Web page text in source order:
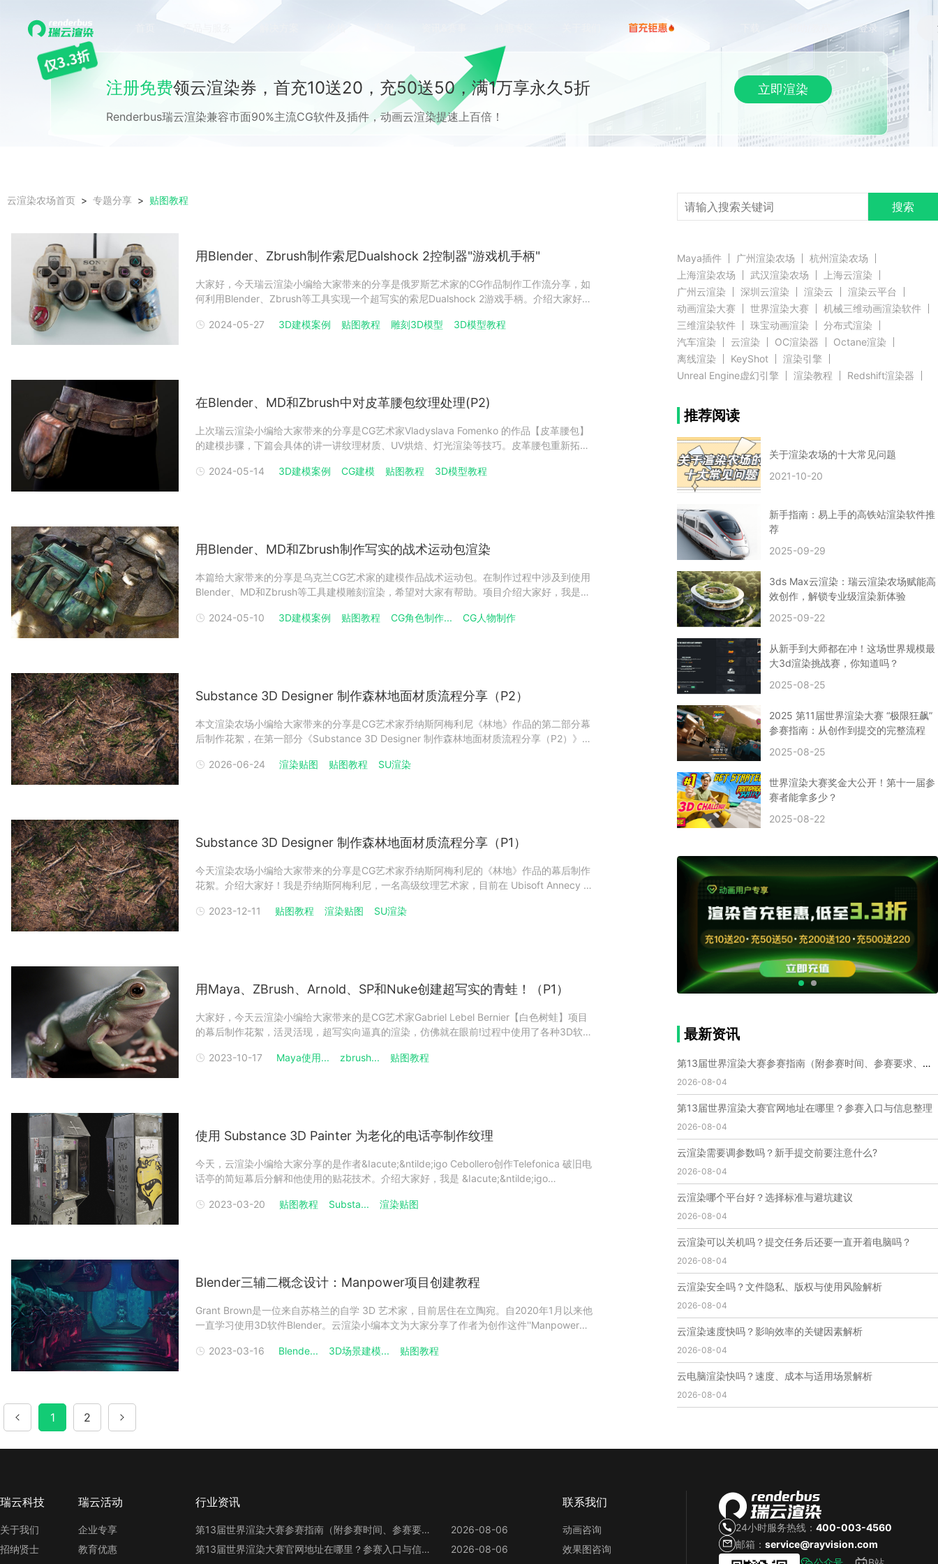
产品与服务 登录
注册免费领云渲染券，首充10送20，充50送50，满1万享永久5折
Renderbus瑞云渲染兼容市面90%主流CG软件及插件，动画云渲染提速上百倍！
立即渲染
云渲染农场首页 专题分享 贴图教程
用Blender、Zbrush制作索尼Dualshock 2控制器"游戏机手柄"
大家好，今天瑞云渲染小编给大家带来的分享是俄罗斯艺术家的CG作品制作工作流分享，如
何利用Blender、Zbrush等工具实现一个超写实的索尼Dualshock 2游戏手柄。介绍大家好！
了要往这个方向发展，到现在也积累了道具制作的经验。目
2024-05-27 3D建模案例 贴图教程 雕刻3D模型 3D模型教程
在Blender、MD和Zbrush中对皮革腰包纹理处理(P2)
上次瑞云渲染小编给大家带来的分享是CG艺术家Vladyslava Fomenko 的作品【皮革腰包】
的建模步骤，下篇会具体的讲一讲纹理材质、UV烘焙、灯光渲染等技巧。皮革腰包重新拓
第一次我没有足够的多边形，所以我不得不重做。此外，在袋子的凹陷区域进行重新拓
2024-05-14 3D建模案例 CG建模 贴图教程 3D模型教程
用Blender、MD和Zbrush制作写实的战术运动包渲染
本篇给大家带来的分享是乌克兰CG艺术家的建模作品战术运动包。在制作过程中涉及到使用
Blender、MD和Zbrush等工具建模雕刻渲染，希望对大家有帮助。项目介绍大家好，我是
馈，对我的成长做出了巨大贡献。本文的主要重点是纹理处理过程，特
2024-05-10 3D建模案例 贴图教程 CG角色制作... CG人物制作
Substance 3D Designer 制作森林地面材质流程分享（P2）
本文渲染农场小编给大家带来的分享是CG艺术家乔纳斯阿梅利尼《林地》作品的第二部分幕
后制作花絮，在第一部分《Substance 3D Designer 制作森林地面材质流程分享（P2）》的
渲染参数等信息，接着往下看吧！土壤我不会在实地花时间，因为这完全不重要。我
2026-06-24 渲染贴图 贴图教程 SU渲染
Substance 3D Designer 制作森林地面材质流程分享（P1）
今天渲染农场小编给大家带来的分享是CG艺术家乔纳斯阿梅利尼的《林地》作品的幕后制作
花絮。介绍大家好！我是乔纳斯阿梅利尼，一名高级纹理艺术家，目前在 Ubisoft Annecy 的
和地形纹理是有一份热情在的。此前，我有研究过森林地面纹理，但我想进一步提高质量，
2023-12-11 贴图教程 渲染贴图 SU渲染
用Maya、ZBrush、Arnold、SP和Nuke创建超写实的青蛙！（P1）
大家好，今天云渲染小编给大家带来的是CG艺术家Gabriel Lebel Bernier【白色树蛙】项目
的幕后制作花絮，活灵活现，超写实向逼真的渲染，仿佛就在眼前!过程中使用了各种3D软
篇，重点介绍了 Substance
2023-10-17 Maya使用... zbrush... 贴图教程
使用 Substance 3D Painter 为老化的电话亭制作纹理
今天，云渲染小编给大家分享的是作者&Iacute;&ntilde;igo Cebollero创作Telefonica 破旧电
话亭的简短幕后分解和他使用的贴花技术。介绍大家好，我是 &Iacute;&ntilde;igo
很多关于 PBR 技术、
2023-03-20 贴图教程 Substa... 渲染贴图
Blender三辅二概念设计：Manpower项目创建教程
Grant Brown是一位来自苏格兰的自学 3D 艺术家，目前居住在立陶宛。自2020年1月以来他
一直学习使用3D软件Blender。云渲染小编本文为大家分享了作者为创作这件''Manpower
Painter 等软件来完成作
2023-03-16 Blende... 3D场景建模... 贴图教程
1 2
搜索
Maya插件 广州渲染农场
杭州渲染农场
上海渲染农场
武汉渲染农场
上海云渲染
广州云渲染
深圳云渲染 渲染云
渲染云平台
动画渲染大赛
世界渲染大赛
机械三维动画渲染软件
三维渲染软件
珠宝动画渲染
分布式渲染
汽车渲染
云渲染 OC渲染器
Octane渲染
离线渲染
KeyShot
渲染引擎
Unreal Engine虚幻引擎
渲染教程
Redshift渲染器
推荐阅读
3D模型教程
云渲染农场使用教程
渲染图黑色
云渲染农场价格
建筑效果图渲染
渲染速度慢
贴图教程
CG角色制作心得
动画渲染 在线渲染
渲染技巧
雕刻3D模型
Blender云端渲染
maya渲染 CG动画
动画制作
Blender
CG渲染 渲染农场
3dmax云端渲染
渲染图
CG原画
clarisse教程
拟真人物制作 实时渲染
视觉效果
视觉特效
特效 VRay制作案例
VFX案例
手动渲染农场
云渲染小课堂
CPU渲染
Arnold案例
vr渲染器
效果图渲染 免费云渲染
Autodesk
2D转3D
SU渲染 圣诞短片
风暴幽灵船
云渲染大咖专访
CG电影云渲染案例
Houdini建模案例
CG人物制作
Maya基础知识
Blender渲染技巧
3ds Max资讯
3ds Max教程
CG软件资讯
3d云渲染
3dmax渲染
Substance Painter
vray网络渲染
SAAS渲染农场
Lumion
ZBrush技巧
SketchUp教程
3dmax 渲染慢
渲染卡顿
云渲染怎么收费
纹理渲染
全局光引擎
渲染溢色
EEVEE渲染器
Cycles渲染器
C4D教程
Corona降噪器
奥斯卡
人物建模渲染
在线建模渲染
北京渲染农场
成都动画渲染
免费渲染农场
网络渲染农场
个人渲染农场
小型渲染农场
自建渲染农场
视频渲染农场
渲染农场软件
cpu渲染农场
渲染农场费用
渲染农场下载
模型软件
建模渲染软件
三维建模渲染
3d建模渲染
云渲染农场
C4D渲染农场
渲染农场收费
云渲染农场价格
瑞云渲染农场价格
动画渲染农场
第十一届世界渲染大赛
世界渲染大赛时间
世界渲染大赛官网
国际渲染大赛
国际渲染大赛排名
世界渲染大赛软件
瑞云官网
瑞云科技 端云
瑞云渲染官网
网络渲染软件
云渲染服务
云渲染怎么收费
云渲染怎么用
云渲染技术
云渲染原理 云渲染插件
云渲染软件
云渲染引擎
云渲染主机
云渲染软件厂家
免费云渲染
云渲染网站
云渲染收费 云渲染厂家
云渲染厂商
瑞云渲染大赛
3d渲染大赛
CG动画渲染大赛
瑞云渲染大赛报名页
瑞云渲染大赛奖项
瑞云渲染大赛历届大赛回顾
云渲染电脑
云渲染配置 云主机渲染
视频云渲染
实时渲染云
推荐阅读
关于渲染农场的十大常见问题
2021-10-20
新手指南：易上手的高铁站渲染软件推
荐
2025-09-29
3ds Max云渲染：瑞云渲染农场赋能高
效创作，解锁专业级渲染新体验
2025-09-22
从新手到大师都在冲！这场世界规模最
大3d渲染挑战赛，你知道吗？
2025-08-25
2025 第11届世界渲染大赛 “极限狂飙”
参赛指南：从创作到提交的完整流程
2025-08-25
世界渲染大赛奖金大公开！第十一届参
赛者能拿多少？
2025-08-22
最新资讯
第13届世界渲染大赛参赛指南（附参赛时间、参赛要求、赛事奖励等）
2026-08-04
第13届世界渲染大赛官网地址在哪里？参赛入口与信息整理
2026-08-04
云渲染需要调参数吗？新手提交前要注意什么?
2026-08-04
云渲染哪个平台好？选择标准与避坑建议
2026-08-04
云渲染可以关机吗？提交任务后还要一直开着电脑吗？
2026-08-04
云渲染安全吗？文件隐私、版权与使用风险解析
2026-08-04
云渲染速度快吗？影响效率的关键因素解析
2026-08-04
云电脑渲染快吗？速度、成本与适用场景解析
2026-08-04
瑞云科技
关于我们
招纳贤士
瑞云活动
企业专享
教育优惠
行业资讯
第13届世界渲染大赛参赛指南（附参赛时间、参赛要求、赛事奖励等）
2026-08-06
第13届世界渲染大赛官网地址在哪里？参赛入口与信息整理
2026-08-06
联系我们
动画咨询
效果图咨询
24小时服务热线：400-003-4560
邮箱：service@rayvision.com